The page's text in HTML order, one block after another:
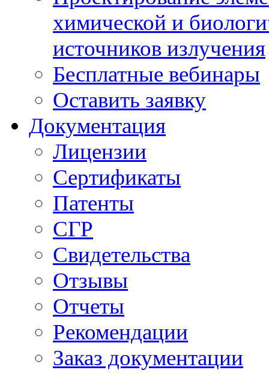
химической и
источников излучения
Бесплатные вебинары
Оставить заявку
Документация
Лицензии
Сертификаты
Патенты
СГР
Свидетельства
Отзывы
Отчеты
Рекомендации
Заказ документации